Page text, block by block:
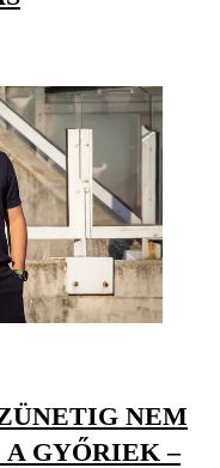
NEM
GYŐRIEK –